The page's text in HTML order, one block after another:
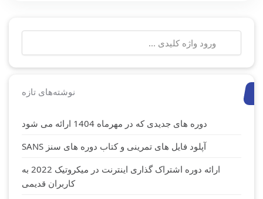
نوشته‌های تازه
دوره های جدیدی که در مهرماه 1404 ارائه می شود
آپلود فایل های تمرینی و کتاب دوره های سنز SANS
ارائه دوره اشتراک گذاری اینترنت در میکروتیک 2022 به
کاربران قدیمی